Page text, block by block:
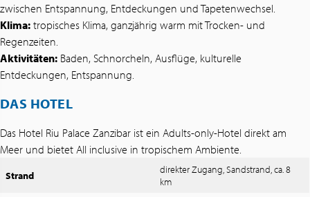
zwischen Entspannung, Entdeckungen und Tapetenwechsel.
Klima: tropisches Klima, ganzjährig warm mit Trocken- und
Regenzeiten.
Aktivitäten: Baden, Schnorcheln, Ausflüge, kulturelle
Entdeckungen, Entspannung.
DAS HOTEL
Das Hotel Riu Palace Zanzibar ist ein Adults-only-Hotel direkt am
Meer und bietet All inclusive in tropischem Ambiente.
Strand
direkter Zugang, Sandstrand, ca. 8
km